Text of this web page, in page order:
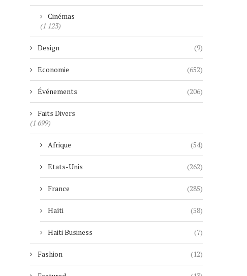
Cinémas
(1 123)
Design (9)
Economie (652)
Événements (206)
Faits Divers
(1 699)
Afrique (54)
Etats-Unis (262)
France (285)
Haïti (58)
Haiti Business (7)
Fashion (12)